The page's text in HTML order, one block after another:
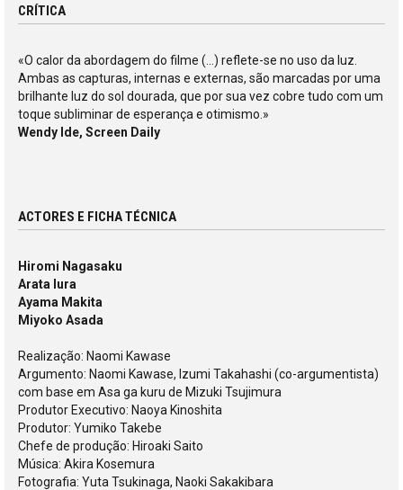
CRÍTICA
«O calor da abordagem do filme (...) reflete-se no uso da luz.
Ambas as capturas, internas e externas, são marcadas por uma
brilhante luz do sol dourada, que por sua vez cobre tudo com um
toque subliminar de esperança e otimismo.»
Wendy Ide, Screen Daily
ACTORES E FICHA TÉCNICA
Hiromi Nagasaku
Arata Iura
Ayama Makita
Miyoko Asada
Realização: Naomi Kawase
Argumento: Naomi Kawase, Izumi Takahashi (co-argumentista)
com base em Asa ga kuru de Mizuki Tsujimura
Produtor Executivo: Naoya Kinoshita
Produtor: Yumiko Takebe
Chefe de produção: Hiroaki Saito
Música: Akira Kosemura
Fotografia: Yuta Tsukinaga, Naoki Sakakibara